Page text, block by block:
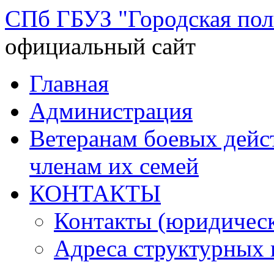
СПб ГБУЗ "Городская
официальный сайт
Перейти
содержимому
Главная
Администрация
Ветеранам боевых
членам их семей
КОНТАКТЫ
Контакты
Адреса структурных